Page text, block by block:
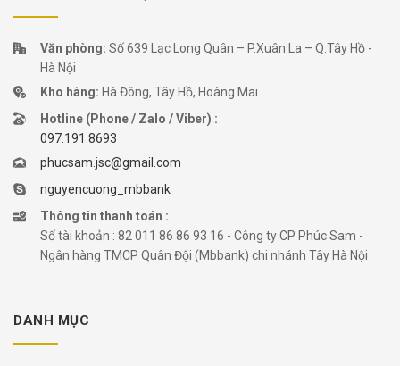
Văn phòng: Số 639 Lạc Long Quân – P.Xuân La – Q.Tây Hồ -
Hà Nội
Kho hàng: Hà Đông, Tây Hồ, Hoàng Mai
Hotline (Phone / Zalo / Viber) :
097.191.8693
phucsam.jsc@gmail.com
nguyencuong_mbbank
Thông tin thanh toán :
Số tài khoản : 82 011 86 86 93 16 - Công ty CP Phúc Sam -
Ngân hàng TMCP Quân Đội (Mbbank) chi nhánh Tây Hà Nội
DANH MỤC